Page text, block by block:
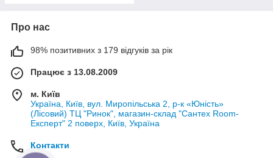
Про нас
98% позитивних з 179 відгуків за рік
Працює з 13.08.2009
м. Київ
Україна, Київ, вул. Миропільська 2, р-к «Юність»
(Лісовий) ТЦ "Ринок", магазин-склад "Сантех Room-
Експерт" 2 поверх, Київ, Україна
Контакти